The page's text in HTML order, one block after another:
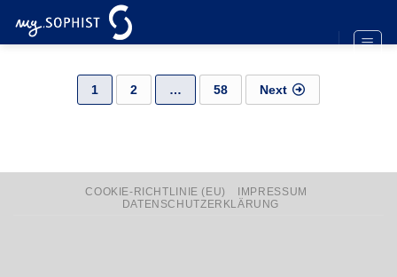
Inhalt
Beitrags-
1 2 … 58 Next
COOKIE-RICHTLINIE (EU)
IMPRESSUM
DATENSCHUTZERKLÄRUNG